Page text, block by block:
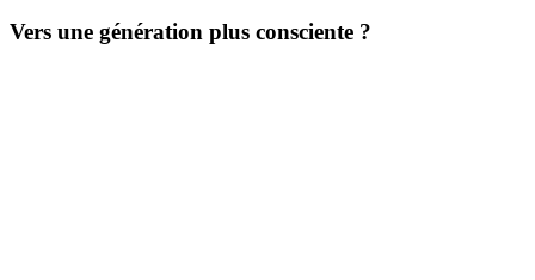
Vers une génération plus consciente ?